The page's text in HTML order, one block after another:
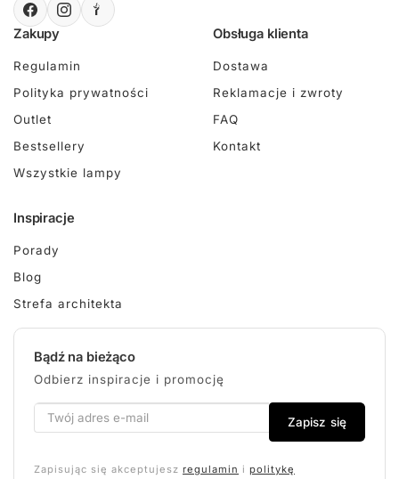
Zakupy
Regulamin
Polityka prywatności
Outlet
Bestsellery
Wszystkie lampy
Obsługa klienta
Dostawa
Reklamacje i zwroty
FAQ
Kontakt
Inspiracje
Porady
Blog
Strefa architekta
Bądź na bieżąco
Odbierz inspiracje i promocję
Zapisz się
Zapisując się akceptujesz regulamin i politykę